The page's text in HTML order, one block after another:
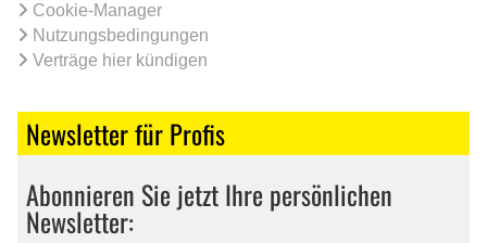
Cookie-Manager
Nutzungsbedingungen
Verträge hier kündigen
Newsletter für Profis
Abonnieren Sie jetzt Ihre persönlichen
Newsletter: